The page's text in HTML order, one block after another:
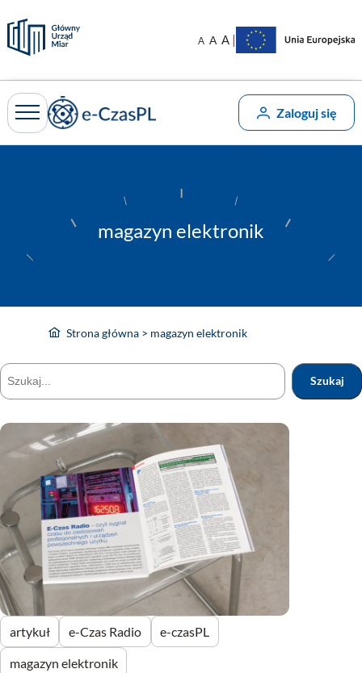
do
treści
A A A |
Zaloguj się
magazyn elektronik
Strona główna > magazyn elektronik
Szukaj
Szukaj
artykuł e-Czas Radio e-czasPL
magazyn elektronik